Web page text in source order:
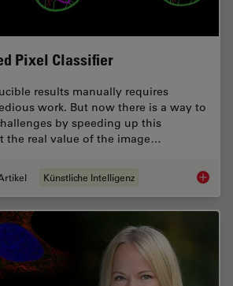
Pixel Classifier
results manually requires
work. But now there is a way to
by speeding up this
the real value of the image…
Künstliche Intelligenz The AI-